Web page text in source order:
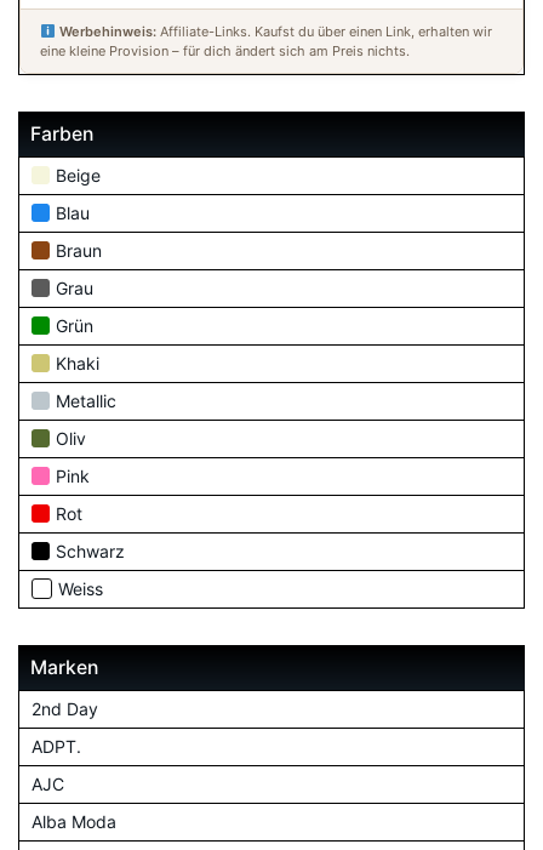
Werbehinweis:Affiliate-Links. Kaufst du über einen Link, erhalten wir
eine kleine Provision – für dich ändert sich am Preis nichts.
Farben
Beige
Blau
Braun
Grau
Grün
Khaki
Metallic
Oliv
Pink
Rot
Schwarz
Weiss
Marken
2nd Day
ADPT.
AJC
Alba Moda